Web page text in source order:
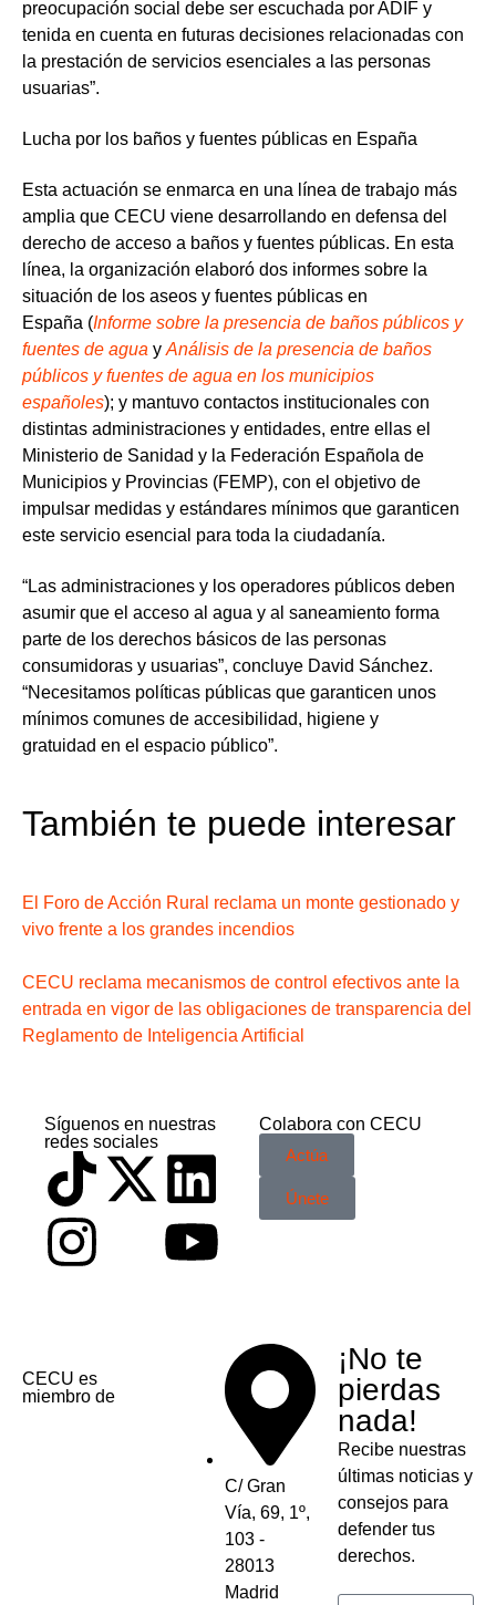
preocupación social debe ser escuchada por ADIF y
tenida en cuenta en futuras decisiones relacionadas con
la prestación de servicios esenciales a las personas
usuarias”.
Lucha por los baños y fuentes públicas en España
Esta actuación se enmarca en una línea de trabajo más
amplia que CECU viene desarrollando en defensa del
derecho de acceso a baños y fuentes públicas. En esta
línea, la organización elaboró dos informes sobre la
situación de los aseos y fuentes públicas en
España (Informe sobre la presencia de baños públicos y
fuentes de agua y Análisis de la presencia de baños
públicos y fuentes de agua en los municipios
españoles); y mantuvo contactos institucionales con
distintas administraciones y entidades, entre ellas el
Ministerio de Sanidad y la Federación Española de
Municipios y Provincias (FEMP), con el objetivo de
impulsar medidas y estándares mínimos que garanticen
este servicio esencial para toda la ciudadanía.
“Las administraciones y los operadores públicos deben
asumir que el acceso al agua y al saneamiento forma
parte de los derechos básicos de las personas
consumidoras y usuarias”, concluye David Sánchez.
“Necesitamos políticas públicas que garanticen unos
mínimos comunes de accesibilidad, higiene y
gratuidad en el espacio público”.
También te puede interesar
El Foro de Acción Rural reclama un monte gestionado y
vivo frente a los grandes incendios
CECU reclama mecanismos de control efectivos ante la
entrada en vigor de las obligaciones de transparencia del
Reglamento de Inteligencia Artificial
Síguenos en nuestras
redes sociales
Colabora con CECU
Actúa
Únete
CECU es
miembro de
C/ Gran
Vía, 69, 1º,
103 -
28013
Madrid
¡No te
pierdas
nada!
Recibe nuestras
últimas noticias y
consejos para
defender tus
derechos.